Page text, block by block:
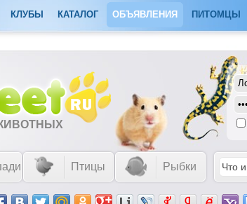
КЛУБЫ КАТАЛОГ ОБЪЯВЛЕНИЯ ПИТОМЦЫ
Птицы Рыбки